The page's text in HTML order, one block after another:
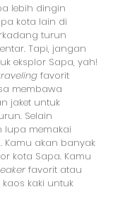
lebih dingin
kota lain di
turun
Tapi, jangan
eksplor Sapa, yah!
favorit
membawa
jaket untuk
Selain
lupa memakai
Kamu akan banyak
kota Sapa. Kamu
favorit atau
kaki untuk